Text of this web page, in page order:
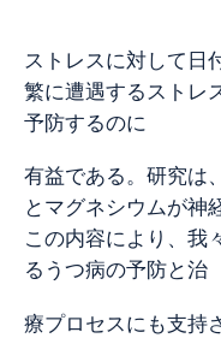
ストレスに対して日
繁に遭遇するストレ
予防するのに
有益である。研究は
とマグネシウムが神
この内容により、我
るうつ病の予防と治
療プロセスにも支持